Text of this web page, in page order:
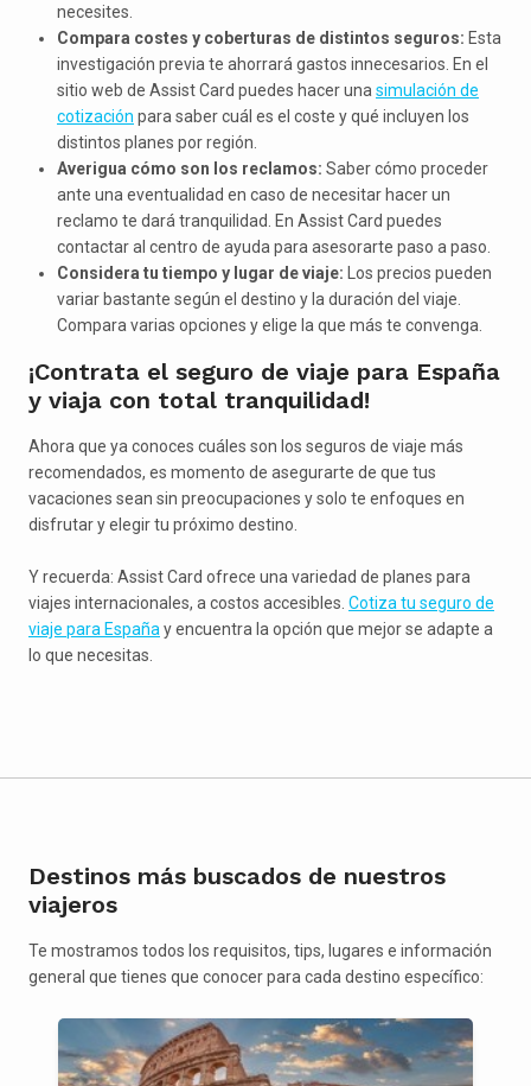
necesites.
Compara costes y coberturas de distintos seguros: Esta
investigación previa te ahorrará gastos innecesarios. En el
sitio web de Assist Card puedes hacer una simulación de
cotización para saber cuál es el coste y qué incluyen los
distintos planes por región.
Averigua cómo son los reclamos: Saber cómo proceder
ante una eventualidad en caso de necesitar hacer un
reclamo te dará tranquilidad. En Assist Card puedes
contactar al centro de ayuda para asesorarte paso a paso.
Considera tu tiempo y lugar de viaje: Los precios pueden
variar bastante según el destino y la duración del viaje.
Compara varias opciones y elige la que más te convenga.
¡Contrata el seguro de viaje para España
y viaja con total tranquilidad!
Ahora que ya conoces cuáles son los seguros de viaje más
recomendados, es momento de asegurarte de que tus
vacaciones sean sin preocupaciones y solo te enfoques en
disfrutar y elegir tu próximo destino.
Y recuerda: Assist Card ofrece una variedad de planes para
viajes internacionales, a costos accesibles. Cotiza tu seguro de
viaje para España y encuentra la opción que mejor se adapte a
lo que necesitas.
Destinos más buscados de nuestros
viajeros
Te mostramos todos los requisitos, tips, lugares e información
general que tienes que conocer para cada destino específico: